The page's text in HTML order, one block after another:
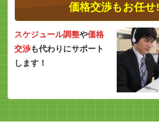
価格交渉もお任せ!
スケジュール調整や価格
交渉も代わりにサポート
します！